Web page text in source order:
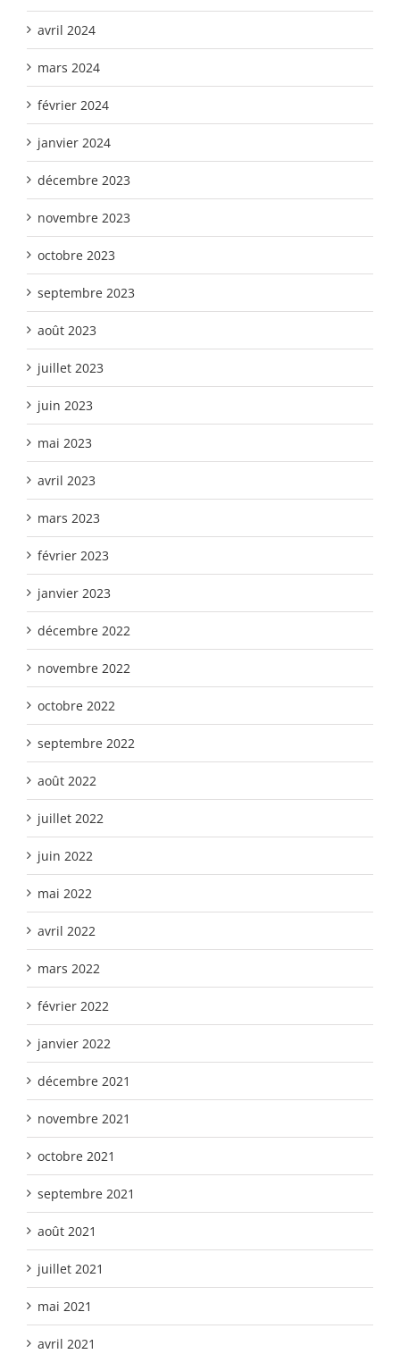
avril 2024
mars 2024
février 2024
janvier 2024
décembre 2023
novembre 2023
octobre 2023
septembre 2023
août 2023
juillet 2023
juin 2023
mai 2023
avril 2023
mars 2023
février 2023
janvier 2023
décembre 2022
novembre 2022
octobre 2022
septembre 2022
août 2022
juillet 2022
juin 2022
mai 2022
avril 2022
mars 2022
février 2022
janvier 2022
décembre 2021
novembre 2021
octobre 2021
septembre 2021
août 2021
juillet 2021
mai 2021
avril 2021